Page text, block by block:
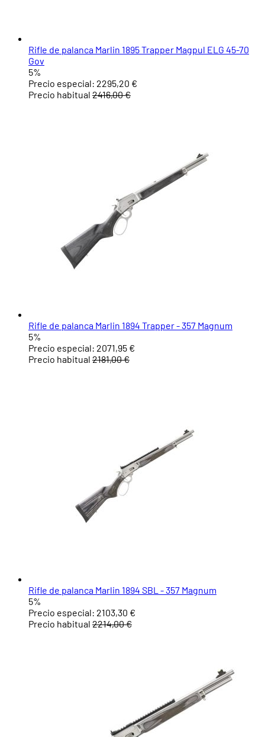
Rifle de palanca Marlin 1895 Trapper Magpul ELG 45-70
Gov
5%
Precio especial: 2295,20 €
Precio habitual 2416,00 €
Rifle de palanca Marlin 1894 Trapper - 357 Magnum
5%
Precio especial: 2071,95 €
Precio habitual 2181,00 €
Rifle de palanca Marlin 1894 SBL - 357 Magnum
5%
Precio especial: 2103,30 €
Precio habitual 2214,00 €